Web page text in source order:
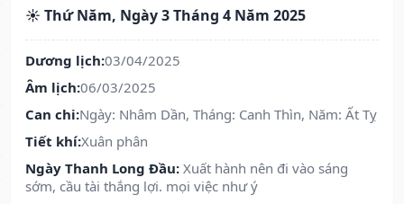
☀️ Thứ Năm, Ngày 3 Tháng 4 Năm 2025
Dương lịch:03/04/2025
Âm lịch:06/03/2025
Can chi:Ngày: Nhâm Dần, Tháng: Canh Thìn, Năm: Ất Tỵ
Tiết khí:Xuân phân
Ngày Thanh Long Đầu: Xuất hành nên đi vào sáng
sớm, cầu tài thắng lợi. mọi việc như ý